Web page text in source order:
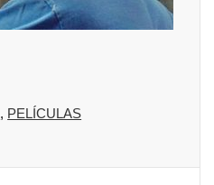
, PELÍCULAS